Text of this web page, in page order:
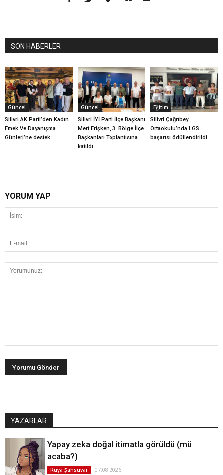
SON HABERLER
Güncel
Silivri AK Parti’den Kadın
Emek Ve Dayanışma
Günleri’ne destek
Güncel
Silivri İYİ Parti İlçe Başkanı
Mert Erişken, 3. Bölge İlçe
Başkanları Toplantısına
katıldı
Eğitim
Silivri Çağrıbey
Ortaokulu’nda LGS
başarısı ödüllendirildi
YORUM YAP
YAZARLAR
Yapay zeka doğal itimatla görüldü (mü
acaba?)
Rüya Şahsuvar 07.08.2026